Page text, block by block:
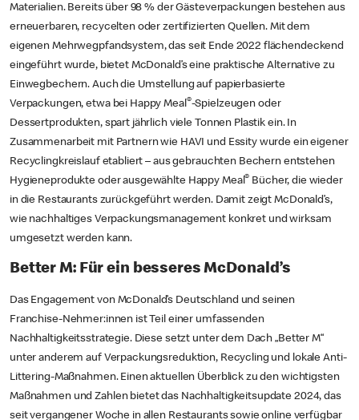
Materialien. Bereits über 98 % der Gästeverpackungen bestehen aus
erneuerbaren, recycelten oder zertifizierten Quellen. Mit dem
eigenen Mehrwegpfandsystem, das seit Ende 2022 flächendeckend
eingeführt wurde, bietet McDonald’s eine praktische Alternative zu
Einwegbechern. Auch die Umstellung auf papierbasierte
Verpackungen, etwa bei Happy Meal ®-Spielzeugen oder
Dessertprodukten, spart jährlich viele Tonnen Plastik ein. In
Zusammenarbeit mit Partnern wie HAVI und Essity wurde ein eigener
Recyclingkreislauf etabliert – aus gebrauchten Bechern entstehen
Hygieneprodukte oder ausgewählte Happy Meal® Bücher, die wieder
in die Restaurants zurückgeführt werden. Damit zeigt McDonald’s,
wie nachhaltiges Verpackungsmanagement konkret und wirksam
umgesetzt werden kann.
Better M: Für ein besseres McDonald’s
Das Engagement von McDonald’s Deutschland und seinen
Franchise-Nehmer:innen ist Teil einer umfassenden
Nachhaltigkeitsstrategie. Diese setzt unter dem Dach „Better M“
unter anderem auf Verpackungsreduktion, Recycling und lokale Anti-
Littering-Maßnahmen. Einen aktuellen Überblick zu den wichtigsten
Maßnahmen und Zahlen bietet das Nachhaltigkeitsupdate 2024, das
seit vergangener Woche in allen Restaurants sowie online verfügbar